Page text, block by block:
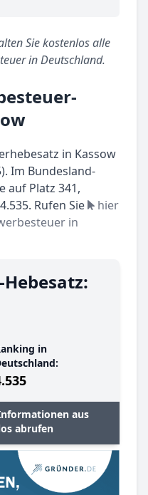
Sie kostenlos alle
in Deutschland.
in Kassow
Im Bundesland-
auf Platz 341,
Rufen Sie
hier
in
in
aus
abrufen